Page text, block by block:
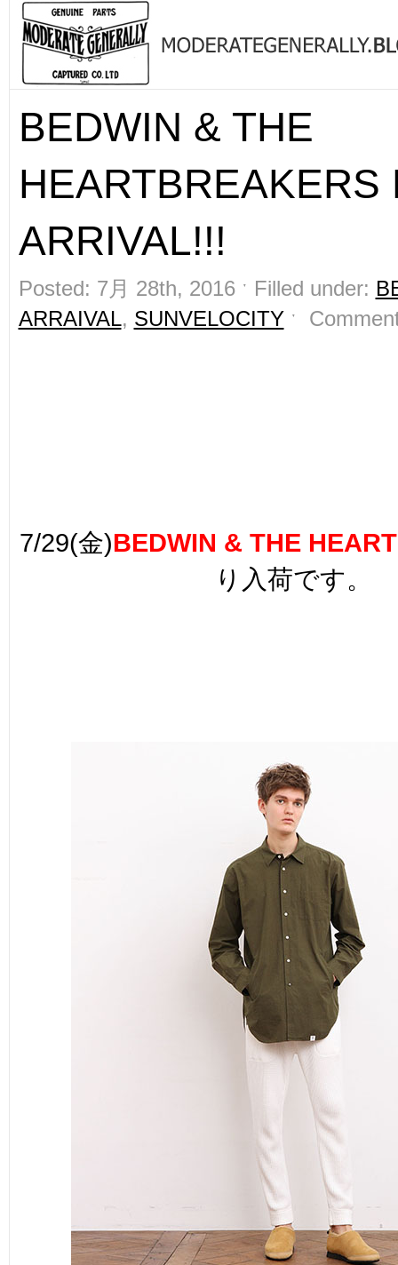
BEDWIN & THE
HEARTBREAKERS
ARRIVAL!!!
Posted: 7月 28th, 2016 ˑ Filled under:
ARRAIVAL, SUNVELOCITYˑ
7/29(金)BEDWIN & THE
り入荷です。